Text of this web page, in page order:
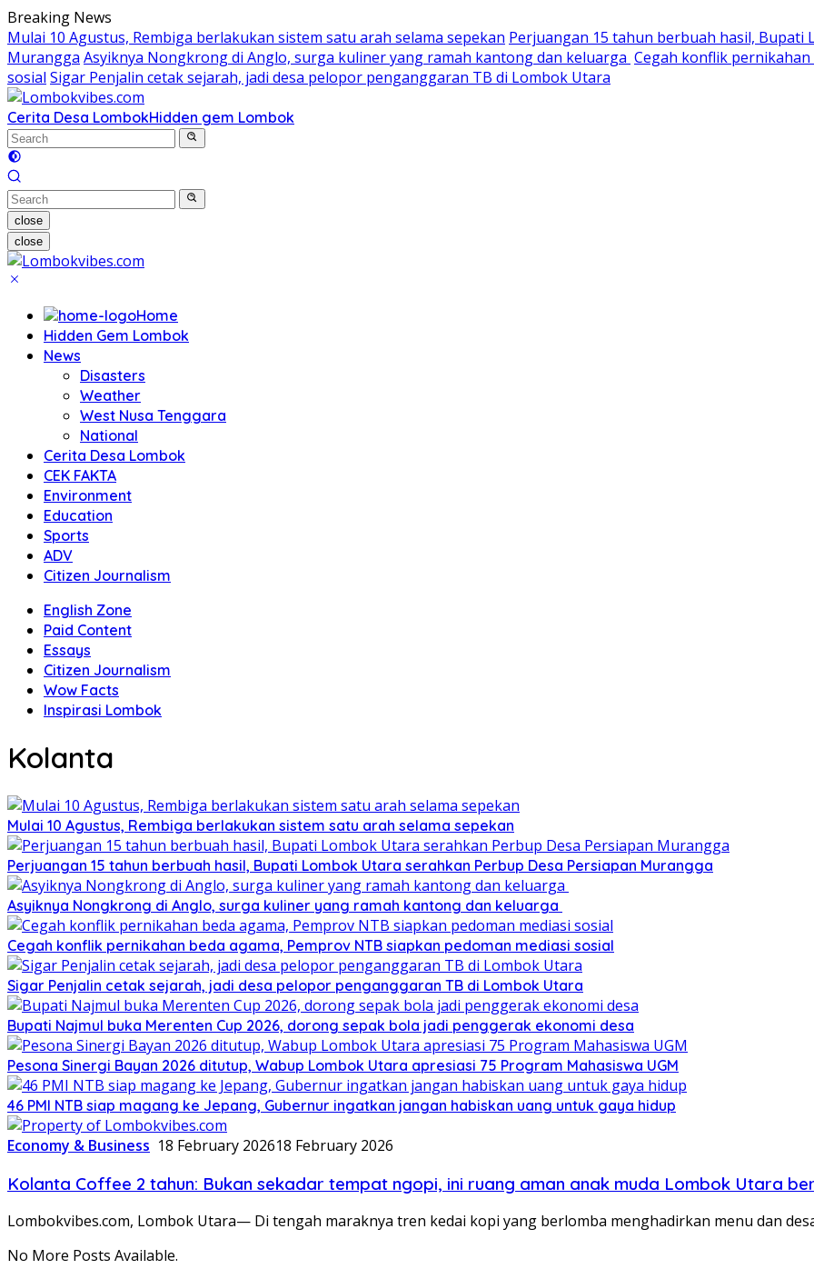
Skip
to
content
Breaking News
Mulai 10 Agustus, Rembiga berlakukan sistem satu arah selama sepekan Perjuangan 15 tahun berbuah hasil, Bupati
Murangga Asyiknya Nongkrong di Anglo, surga kuliner yang ramah kantong dan keluarga Cegah konflik
sosial Sigar Penjalin cetak sejarah, jadi desa pelopor penganggaran TB di Lombok Utara
Cerita Desa LombokHidden gem Lombok
close
close
Home
Hidden Gem Lombok
News
Disasters
Weather
West Nusa Tenggara
National
Cerita Desa Lombok
CEK FAKTA
Environment
Education
Sports
ADV
Citizen Journalism
English Zone
Paid Content
Essays
Citizen Journalism
Wow Facts
Inspirasi Lombok
Kolanta
Mulai 10 Agustus, Rembiga berlakukan sistem satu arah selama sepekan
Perjuangan 15 tahun berbuah hasil, Bupati Lombok Utara serahkan Perbup Desa Persiapan Murangga
Asyiknya Nongkrong di Anglo, surga kuliner yang ramah kantong dan keluarga
Cegah konflik pernikahan beda agama, Pemprov NTB siapkan pedoman mediasi sosial
Sigar Penjalin cetak sejarah, jadi desa pelopor penganggaran TB di Lombok Utara
Bupati Najmul buka Merenten Cup 2026, dorong sepak bola jadi penggerak ekonomi desa
Pesona Sinergi Bayan 2026 ditutup, Wabup Lombok Utara apresiasi 75 Program Mahasiswa UGM
46 PMI NTB siap magang ke Jepang, Gubernur ingatkan jangan habiskan uang untuk gaya hidup
Economy & Business 18 February 202618 February 2026
Kolanta Coffee 2 tahun: Bukan sekadar tempat ngopi, ini ruang aman anak muda Lombok Utara
Lombokvibes.com, Lombok Utara— Di tengah maraknya tren kedai kopi yang berlomba menghadirkan menu dan
No More Posts Available.